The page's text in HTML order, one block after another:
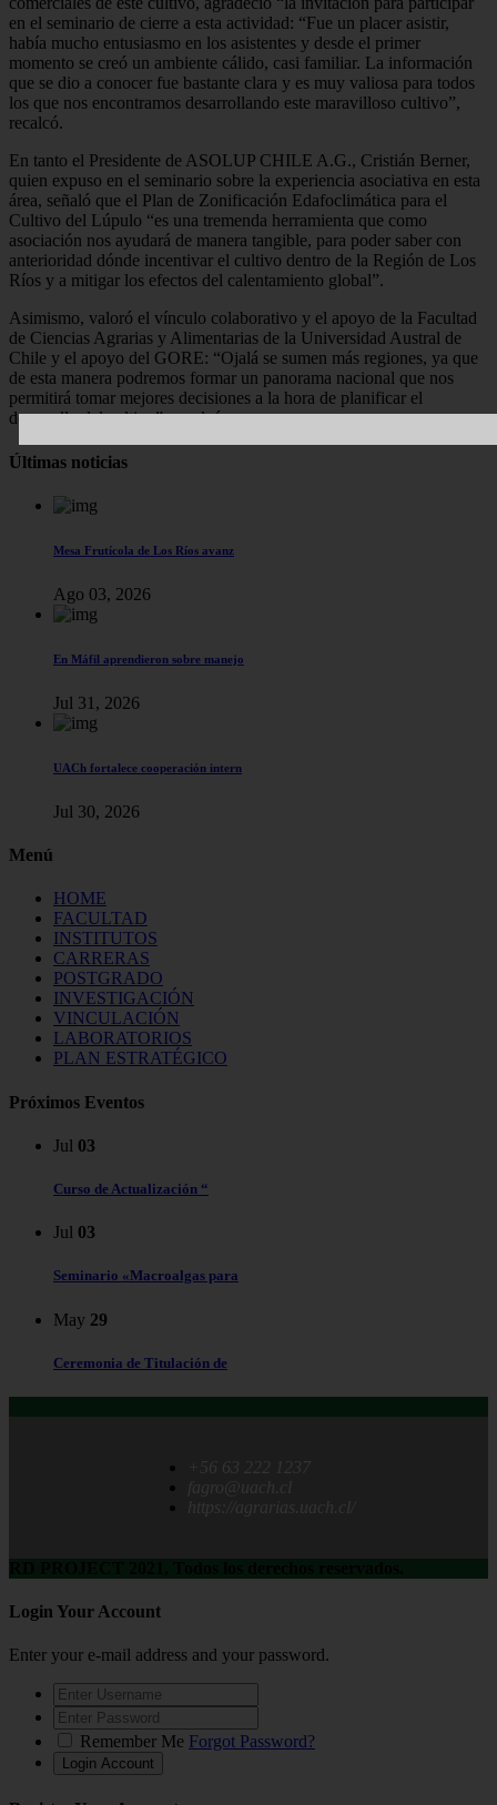
en el seminario de cierre a esta actividad: “Fue un placer asistir,
había mucho entusiasmo en los asistentes y desde el primer
momento se creó un ambiente cálido, casi familiar. La información
que se dio a conocer fue bastante clara y es muy valiosa para todos
los que nos encontramos desarrollando este maravilloso cultivo”,
recalcó.
En tanto el Presidente de ASOLUP CHILE A.G., Cristián Berner,
quien expuso en el seminario sobre la experiencia asociativa en esta
área, señaló que el Plan de Zonificación Edafoclimática para el
Cultivo del Lúpulo “es una tremenda herramienta que como
asociación nos ayudará de manera tangible, para poder saber con
anterioridad dónde incentivar el cultivo dentro de la Región de Los
Ríos y a mitigar los efectos del calentamiento global”.
Asimismo, valoró el vínculo colaborativo y el apoyo de la Facultad
de Ciencias Agrarias y Alimentarias de la Universidad Austral de
Chile y el apoyo del GORE: “Ojalá se sumen más regiones, ya que
de esta manera podremos formar un panorama nacional que nos
permitirá tomar mejores decisiones a la hora de planificar el
desarrollo del cultivo”, recalcó.
Últimas noticias
Mesa Frutícola de Los Ríos avanz
Ago 03, 2026
En Máfil aprendieron sobre manejo
Jul 31, 2026
UACh fortalece cooperación intern
Jul 30, 2026
Menú
HOME
FACULTAD
INSTITUTOS
CARRERAS
POSTGRADO
INVESTIGACIÓN
VINCULACIÓN
LABORATORIOS
PLAN ESTRATÉGICO
Próximos Eventos
Jul 03
Curso de Actualización “
Jul 03
Seminario «Macroalgas para
May 29
Ceremonia de Titulación de
Login Your Account
Enter your e-mail address and your password.
Remember Me Forgot Password?